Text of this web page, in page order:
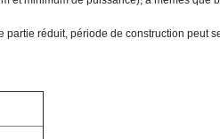
réduit, période de construction peut